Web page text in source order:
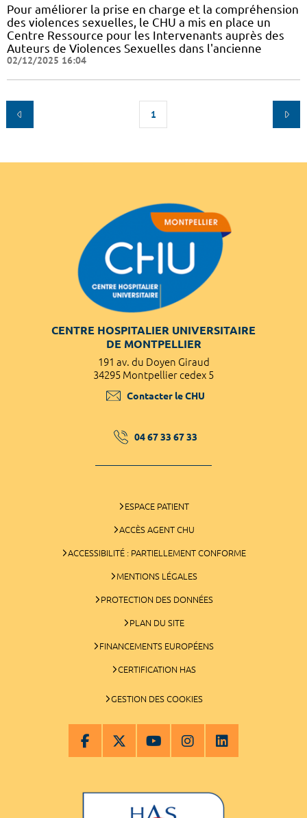
Pour améliorer la prise en charge et la compréhension
des violences sexuelles, le CHU a mis en place un
Centre Ressource pour les Intervenants auprès des
Auteurs de Violences Sexuelles dans l'ancienne
02/12/2025 16:04
1
CENTRE HOSPITALIER UNIVERSITAIRE
DE MONTPELLIER
191 av. du Doyen Giraud
34295 Montpellier cedex 5
Contacter le CHU
04 67 33 67 33
ESPACE PATIENT
ACCÈS AGENT CHU
ACCESSIBILITÉ : PARTIELLEMENT CONFORME
MENTIONS LÉGALES
PROTECTION DES DONNÉES
PLAN DU SITE
FINANCEMENTS EUROPÉENS
CERTIFICATION HAS
GESTION DES COOKIES